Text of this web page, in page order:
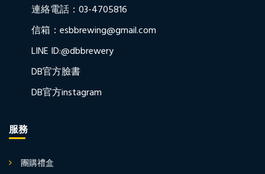
連絡電話：03-4705816
信箱：esbbrewing@gmail.com
LINE ID:@dbbrewery
DB官方臉書
DB官方instagram
服務
團購禮盒